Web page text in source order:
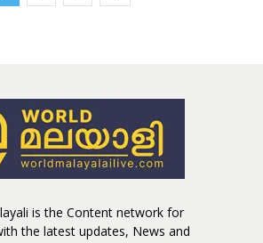
is the Content network for
the latest updates, News and